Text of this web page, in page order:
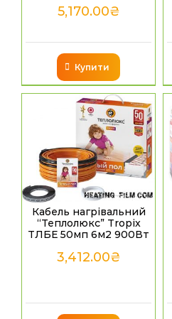
5,170.00₴
Купити
Кабель нагрівальний
“Теплолюкс” Tropix
ТЛБЕ 50мп 6м2 900Вт
3,412.00₴